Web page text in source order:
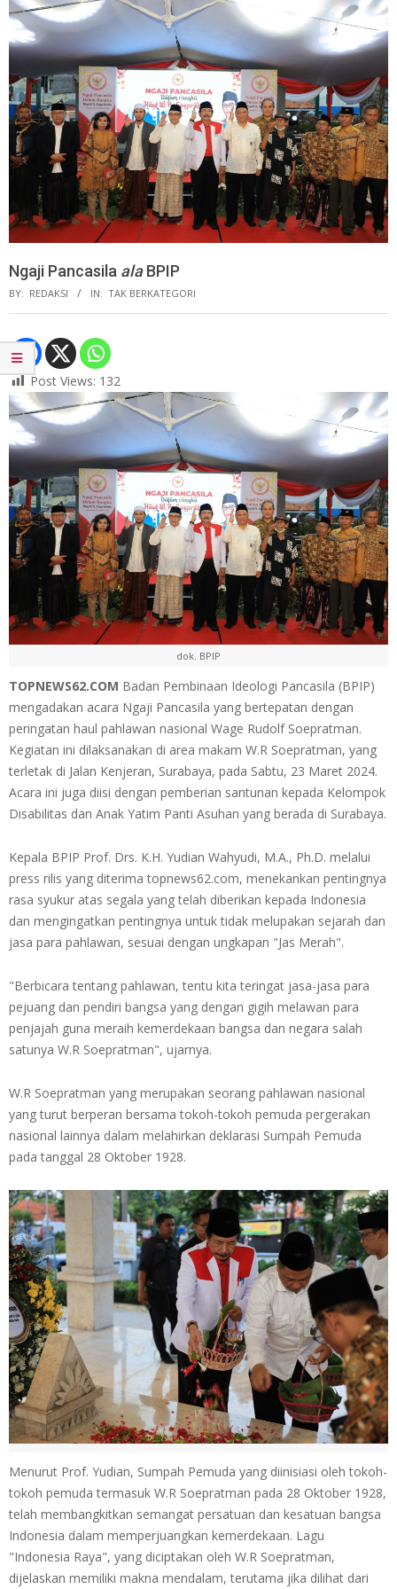
Ngaji Pancasila alaBPIP
BY: REDAKSI IN: TAK BERKATEGORI
Post Views: 132
dok. BPIP
TOPNEWS62.COM Badan Pembinaan Ideologi Pancasila (BPIP)
mengadakan acara Ngaji Pancasila yang bertepatan dengan
peringatan haul pahlawan nasional Wage Rudolf Soepratman.
Kegiatan ini dilaksanakan di area makam W.R Soepratman, yang
terletak di Jalan Kenjeran, Surabaya, pada Sabtu, 23 Maret 2024.
Acara ini juga diisi dengan pemberian santunan kepada Kelompok
Disabilitas dan Anak Yatim Panti Asuhan yang berada di Surabaya.
Kepala BPIP Prof. Drs. K.H. Yudian Wahyudi, M.A., Ph.D. melalui
press rilis yang diterima topnews62.com, menekankan pentingnya
rasa syukur atas segala yang telah diberikan kepada Indonesia
dan mengingatkan pentingnya untuk tidak melupakan sejarah dan
jasa para pahlawan, sesuai dengan ungkapan "Jas Merah".
"Berbicara tentang pahlawan, tentu kita teringat jasa-jasa para
pejuang dan pendiri bangsa yang dengan gigih melawan para
penjajah guna meraih kemerdekaan bangsa dan negara salah
satunya W.R Soepratman", ujarnya.
W.R Soepratman yang merupakan seorang pahlawan nasional
yang turut berperan bersama tokoh-tokoh pemuda pergerakan
nasional lainnya dalam melahirkan deklarasi Sumpah Pemuda
pada tanggal 28 Oktober 1928.
Menurut Prof. Yudian, Sumpah Pemuda yang diinisiasi oleh tokoh-
tokoh pemuda termasuk W.R Soepratman pada 28 Oktober 1928,
telah membangkitkan semangat persatuan dan kesatuan bangsa
Indonesia dalam memperjuangkan kemerdekaan. Lagu
"Indonesia Raya", yang diciptakan oleh W.R Soepratman,
dijelaskan memiliki makna mendalam, terutama jika dilihat dari